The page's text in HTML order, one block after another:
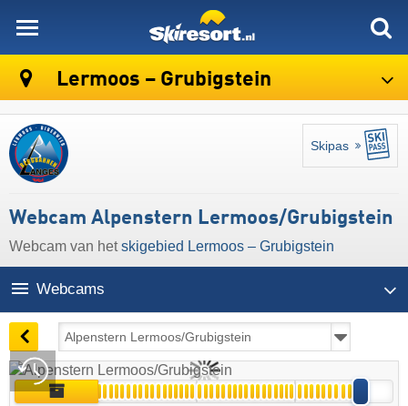
Lermoos – Grubigstein
Skipas
Webcam Alpenstern Lermoos/Grubigstein
Webcam van hetskigebied Lermoos – Grubigstein
Webcams
Live
16:23 | vandaag 9 aug
Archief